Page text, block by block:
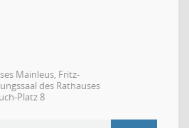
Mainleus, Fritz-
des Rathauses
Platz 8